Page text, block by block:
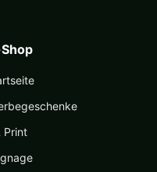
Print